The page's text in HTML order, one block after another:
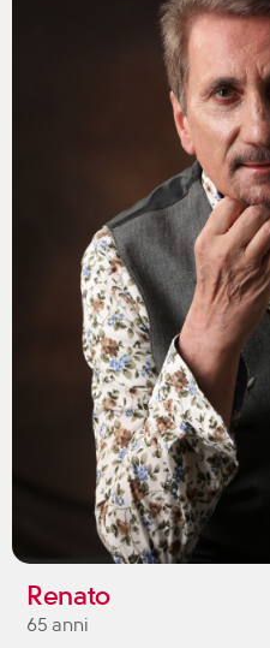
Renato
65 anni